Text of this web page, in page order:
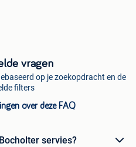
vragen
op je zoekopdracht en de
filters
over deze FAQ
servies?